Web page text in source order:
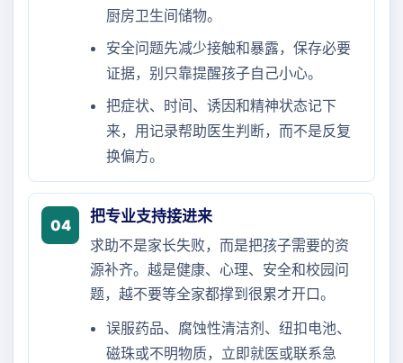
厨房卫生间储物。
安全问题先减少接触和暴露，保存必要
证据，别只靠提醒孩子自己小心。
把症状、时间、诱因和精神状态记下
来，用记录帮助医生判断，而不是反复
换偏方。
04
把专业支持接进来
求助不是家长失败，而是把孩子需要的资
源补齐。越是健康、心理、安全和校园问
题，越不要等全家都撑到很累才开口。
误服药品、腐蚀性清洁剂、纽扣电池、
磁珠或不明物质，立即就医或联系急